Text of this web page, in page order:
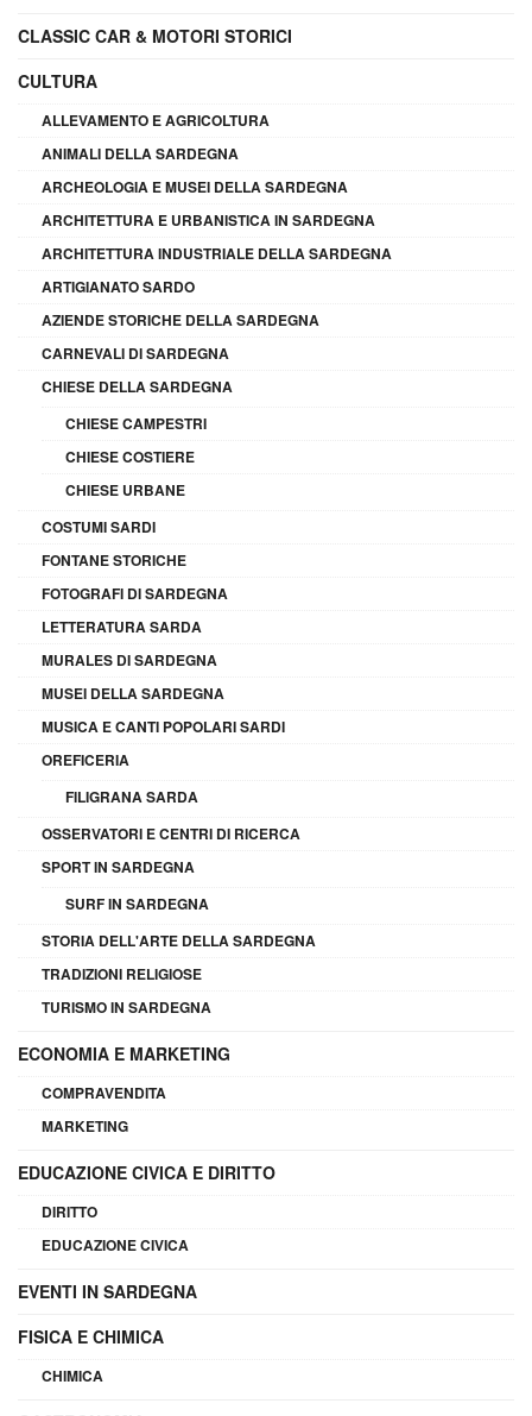
CLASSIC CAR & MOTORI STORICI
CULTURA
ALLEVAMENTO E AGRICOLTURA
ANIMALI DELLA SARDEGNA
ARCHEOLOGIA E MUSEI DELLA SARDEGNA
ARCHITETTURA E URBANISTICA IN SARDEGNA
ARCHITETTURA INDUSTRIALE DELLA SARDEGNA
ARTIGIANATO SARDO
AZIENDE STORICHE DELLA SARDEGNA
CARNEVALI DI SARDEGNA
CHIESE DELLA SARDEGNA
CHIESE CAMPESTRI
CHIESE COSTIERE
CHIESE URBANE
COSTUMI SARDI
FONTANE STORICHE
FOTOGRAFI DI SARDEGNA
LETTERATURA SARDA
MURALES DI SARDEGNA
MUSEI DELLA SARDEGNA
MUSICA E CANTI POPOLARI SARDI
OREFICERIA
FILIGRANA SARDA
OSSERVATORI E CENTRI DI RICERCA
SPORT IN SARDEGNA
SURF IN SARDEGNA
STORIA DELL'ARTE DELLA SARDEGNA
TRADIZIONI RELIGIOSE
TURISMO IN SARDEGNA
ECONOMIA E MARKETING
COMPRAVENDITA
MARKETING
EDUCAZIONE CIVICA E DIRITTO
DIRITTO
EDUCAZIONE CIVICA
EVENTI IN SARDEGNA
FISICA E CHIMICA
CHIMICA